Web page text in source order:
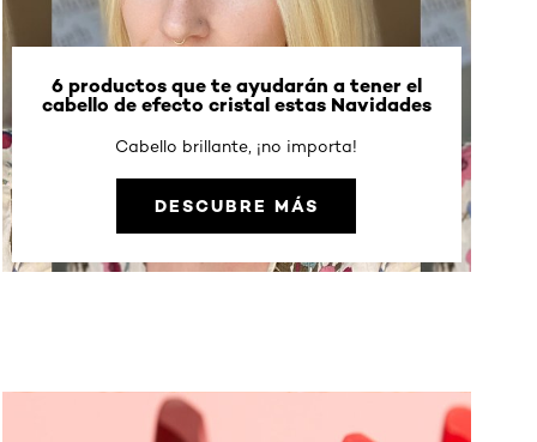
6 productos que te ayudarán a tener el
cabello de efecto cristal estas Navidades
Cabello brillante, ¡no importa!
DESCUBRE MÁS